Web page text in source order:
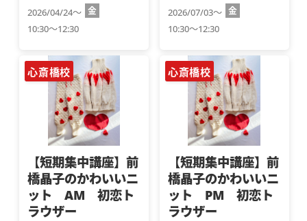
2026/04/24～ 金
10:30～12:30
2026/07/03～ 金
10:30～12:30
心斎橋校
【短期集中講座】前
橋晶子のかわいいニ
ット AM 初恋ト
ラウザー
心斎橋校
【短期集中講座】前
橋晶子のかわいいニ
ット PM 初恋ト
ラウザー